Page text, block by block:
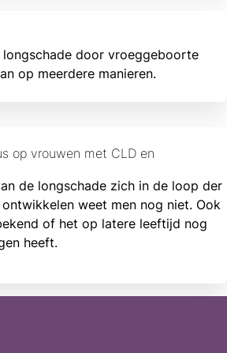
door vroeggeboorte
op meerdere manieren.
op vrouwen met CLD en
de longschade zich in de loop der
weet men nog niet. Ook
of het op latere leeftijd nog
heeft.